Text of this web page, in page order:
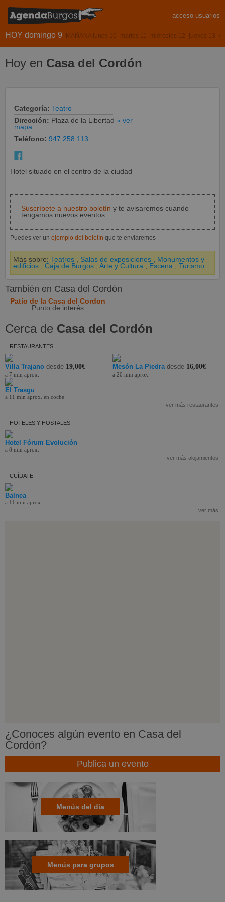
acceso usuarios
HOY domingo 9 MAÑANA lunes 10 martes 11 miércoles 12 jueves 13
Hoy en Casa del Cordón
Categoría: Teatro
Dirección: Plaza de la Libertad » ver
mapa
Teléfono: 947 258 113
Hotel situado en el centro de la ciudad
Suscríbete a nuestro boletín y te avisaremos cuando
tengamos nuevos eventos
Puedes ver un ejemplo del boletín que te enviaremos
Más sobre: Teatros Salas de exposiciones
Monumentos y
edificios
Caja de Burgos Arte y Cultura Escena Turismo
También en Casa del Cordón
Patio de la Casa del Cordon
Punto de interés
Cerca de Casa del Cordón
RESTAURANTES
Villa Trajano desde 19,00€
a 7 min aprox.
Mesón La Piedradesde 16,00€
a 20 min aprox.
El Trasgu
a 11 min aprox. en coche
ver más restaurantes
HOTELES Y HOSTALES
Hotel Fórum Evolución
a 8 min aprox.
ver más alojamientos
CUÍDATE
Balnea
a 11 min aprox.
ver más
¿Conoces algún evento en Casa del
Cordón?
Publica un evento
Menús del dia
Menús para grupos